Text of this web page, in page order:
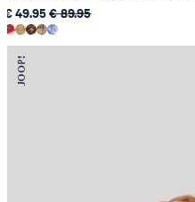
€ 49.95€ 89.95